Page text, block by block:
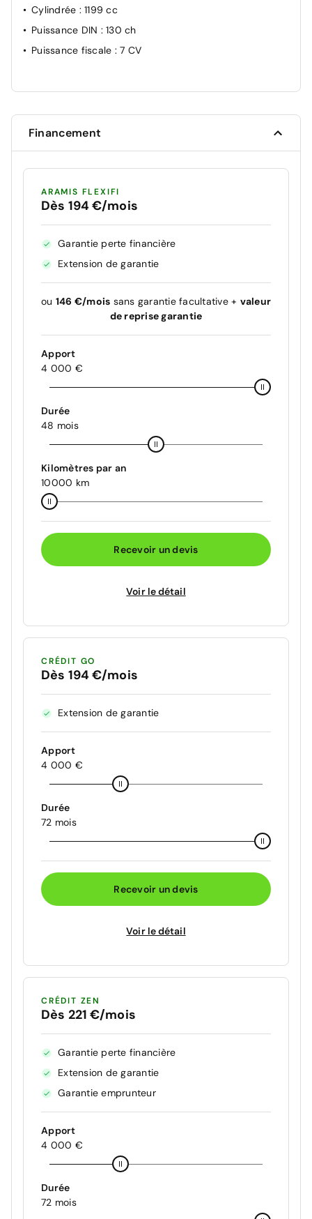
Cylindrée : 1199 cc
Puissance DIN : 130 ch
Puissance fiscale : 7 CV
Financement
ARAMIS FLEXIFI
Dès 194 €/mois
Garantie perte financière
Extension de garantie
ou 146 €/mois sans garantie facultative + valeur
de reprise garantie
Apport
4 000 €
Durée
48 mois
Kilomètres par an
10000 km
Recevoir un devis
Voir le détail
CRÉDIT GO
Dès 194 €/mois
Extension de garantie
Apport
4 000 €
Durée
72 mois
Recevoir un devis
Voir le détail
CRÉDIT ZEN
Dès 221 €/mois
Garantie perte financière
Extension de garantie
Garantie emprunteur
Apport
4 000 €
Durée
72 mois